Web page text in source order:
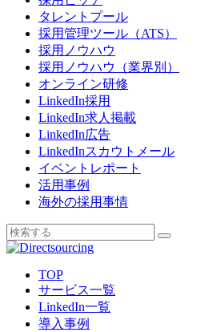
タレントプール
採用管理ツール（ATS）
採用ノウハウ
採用ノウハウ（業界別）
オンライン研修
LinkedIn採用
LinkedIn求人掲載
LinkedIn広告
LinkedInスカウトメール
イベントレポート
活用事例
海外の採用事情
TOP
サービス一覧
LinkedIn一覧
導入事例